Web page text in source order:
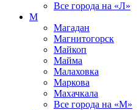
Все города на «Л»
М
Магадан
Магнитогорск
Майкоп
Майма
Малаховка
Маркова
Махачкала
Все города на «М»